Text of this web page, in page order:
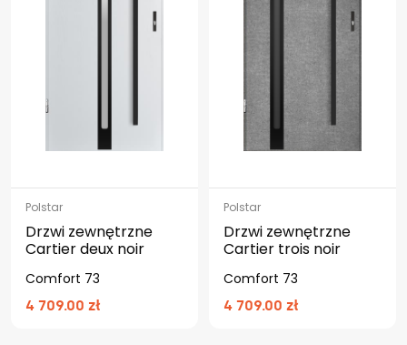
Polstar
Drzwi zewnętrzne
Cartier deux noir
Comfort 73
4 709.00 zł
Polstar
Drzwi zewnętrzne
Cartier trois noir
Comfort 73
4 709.00 zł